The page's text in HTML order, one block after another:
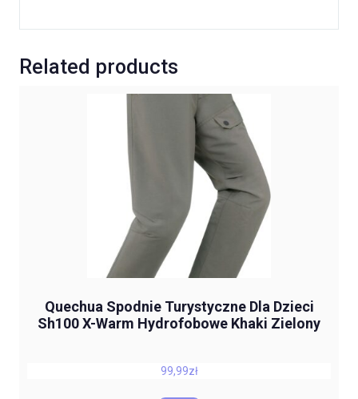
Related products
Quechua Spodnie Turystyczne Dla Dzieci
Sh100 X-Warm Hydrofobowe Khaki Zielony
99,99zł